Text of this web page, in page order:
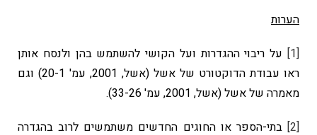
הערות
[1]
על ריבוי ההגדרות ועל הקושי להשתמש בהן ולנסח אותן
ראו עבודת הדוקטורט של אשל (אשל, 2001, עמ' 20-1) וגם
מאמרה של אשל (אשל, 2001, עמ' 33-26).
[2]
בתי-הספר או החוגים החדשים משתמשים לרוב בהגדרה